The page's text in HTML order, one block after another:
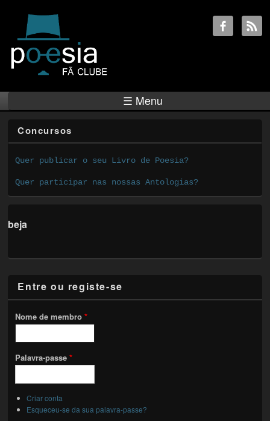
☰ Menu
Concursos
Quer publicar o seu Livro de Poesia?
Quer participar nas nossas Antologias?
beja
Entre ou registe-se
Nome de membro*
Palavra-passe*
Criar conta
Esqueceu-se da sua palavra-passe?